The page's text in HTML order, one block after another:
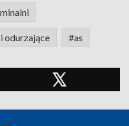
odurzające #as